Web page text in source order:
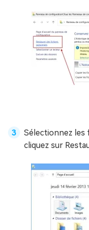
Sélectionnez les
cliquez sur